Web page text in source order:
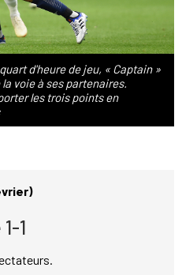
d'heure de jeu, « Captain »
voie à ses partenaires.
les trois points en
1